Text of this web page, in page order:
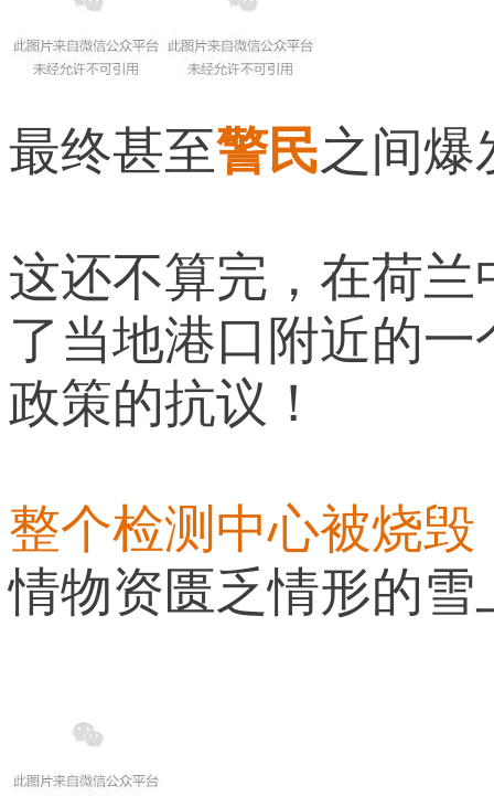
最终甚至警民之间爆
这还不算完，在荷
了 当地港口附近的一
政策的抗议！
整个检测中心被烧毁
情物资匮乏情形的雪